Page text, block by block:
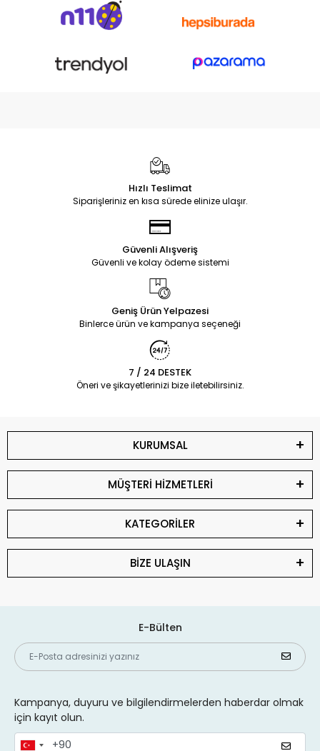
Hızlı Teslimat
Siparişleriniz en kısa sürede elinize ulaşır.
Güvenli Alışveriş
Güvenli ve kolay ödeme sistemi
Geniş Ürün Yelpazesi
Binlerce ürün ve kampanya seçeneği
7 / 24 DESTEK
Öneri ve şikayetlerinizi bize iletebilirsiniz.
KURUMSAL
MÜŞTERİ HİZMETLERİ
KATEGORİLER
BİZE ULAŞIN
E-Bülten
Kampanya, duyuru ve bilgilendirmelerden haberdar olmak
için kayıt olun.